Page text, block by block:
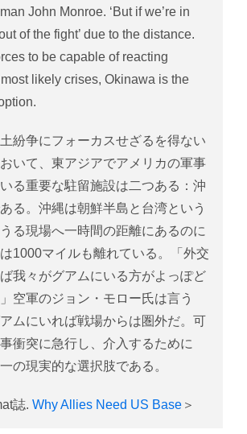
John Monroe. ‘But if we’re in
of the fight’ due to the distance.
to be capable of reacting
likely crises, Okinawa is the
紛争にフォーカスせざるを得ない
いて、東アジアでアメリカの軍事
る重要な駐留施設は二つある：沖
る。沖縄は朝鮮半島と台湾という
る現場へ一時間の距離にあるのに
1000マイルも離れている。「外交
我々がグアムにいる方がよっぽど
空軍のジョン・モロー氏は言う
アムにいれば戦場からは圏外だ。可
衝突に急行し、介入するために
の現実的な選択肢である。
誌. Why Allies Need US Base ＞